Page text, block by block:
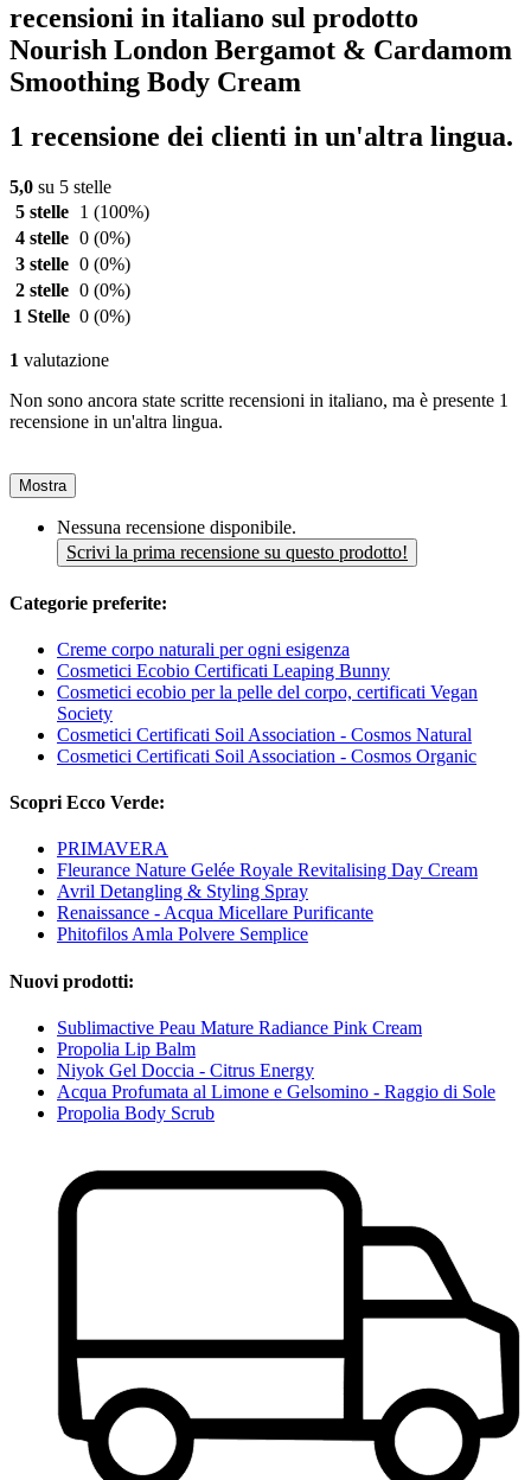
recensioni in italiano sul prodotto
Nourish London Bergamot & Cardamom
Smoothing Body Cream
1 recensione dei clienti in un'altra lingua.
5,0 su 5 stelle
5 stelle
1 (100%)
4 stelle 0 (0%)
3 stelle 0 (0%)
2 stelle 0 (0%)
1 Stelle 0 (0%)
1 valutazione
Non sono ancora state scritte recensioni in italiano, ma è presente 1
recensione in un'altra lingua.
Mostra
Nessuna recensione disponibile.
Scrivi la prima recensione su questo prodotto!
Categorie preferite:
Creme corpo naturali per ogni esigenza
Cosmetici Ecobio Certificati Leaping Bunny
Cosmetici ecobio per la pelle del corpo, certificati Vegan
Society
Cosmetici Certificati Soil Association - Cosmos Natural
Cosmetici Certificati Soil Association - Cosmos Organic
Scopri Ecco Verde:
PRIMAVERA
Fleurance Nature Gelée Royale Revitalising Day Cream
Avril Detangling & Styling Spray
Renaissance - Acqua Micellare Purificante
Phitofilos Amla Polvere Semplice
Nuovi prodotti:
Sublimactive Peau Mature Radiance Pink Cream
Propolia Lip Balm
Niyok Gel Doccia - Citrus Energy
Acqua Profumata al Limone e Gelsomino - Raggio di Sole
Propolia Body Scrub